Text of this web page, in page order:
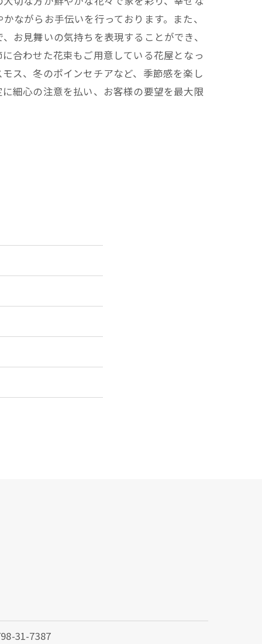
ながらお手伝いを行っております。また、
お見舞いの気持ちを表現することができ、
合わせた花束もご用意している花屋となっ
ス、冬のポインセチアなど、季節感を楽し
細心の注意を払い、お客様の要望を最大限
31-7387